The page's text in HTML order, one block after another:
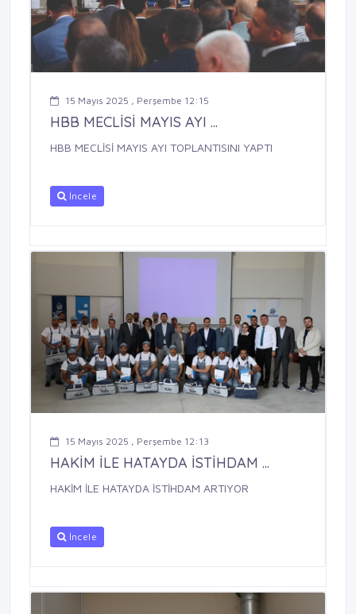
15 Mayıs 2025 , Perşembe 12:15
HBB MECLİSİ MAYIS AYI ...
HBB MECLİSİ MAYIS AYI TOPLANTISINI YAPTI
İncele
15 Mayıs 2025 , Perşembe 12:13
HAKİM İLE HATAYDA İSTİHDAM ...
HAKİM İLE HATAYDA İSTİHDAM ARTIYOR
İncele